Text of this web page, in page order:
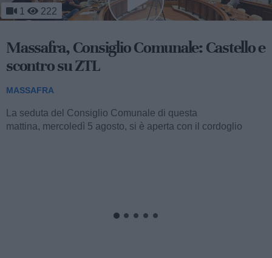
340
Massafra, Futuro Nazionale:
MASSAFRA